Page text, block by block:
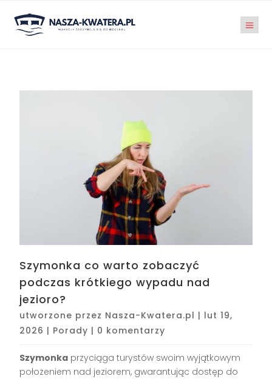
Szymonka co warto zobaczyć
podczas krótkiego wypadu nad
jezioro?
utworzone przez Nasza-Kwatera.pl | lut 19,
2026 | Porady | 0 komentarzy
Szymonka przyciąga turystów swoim wyjątkowym
położeniem nad jeziorem, gwarantując dostęp do